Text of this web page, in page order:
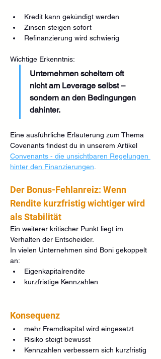
Kredit kann gekündigt werden
Zinsen steigen sofort
Refinanzierung wird schwierig
Wichtige Erkenntnis:
Unternehmen scheitern oft
nicht am Leverage selbst –
sondern an den Bedingungen
dahinter.
Eine ausführliche Erläuterung zum Thema
Covenants findest du in unserem Artikel
Convenants - die unsichtbaren Regelungen
hinter den Finanzierungen
Der Bonus-Fehlanreiz: Wenn
Rendite kurzfristig wichtiger wird
als Stabilität
Ein weiterer kritischer Punkt liegt im
Verhalten der Entscheider.
In vielen Unternehmen sind Boni gekoppelt
an:
Eigenkapitalrendite
kurzfristige Kennzahlen
Konsequenz
mehr Fremdkapital wird eingesetzt
Risiko steigt bewusst
Kennzahlen verbessern sich kurzfristig